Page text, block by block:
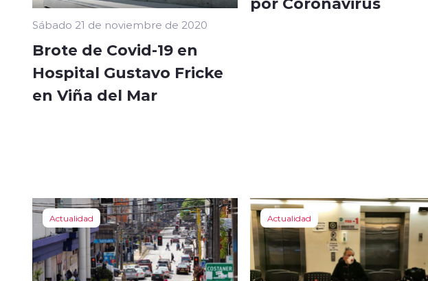
Sábado 21 de noviembre de 2020
Brote de Covid-19 en
Hospital Gustavo Fricke
en Viña del Mar
Actualidad Actualidad